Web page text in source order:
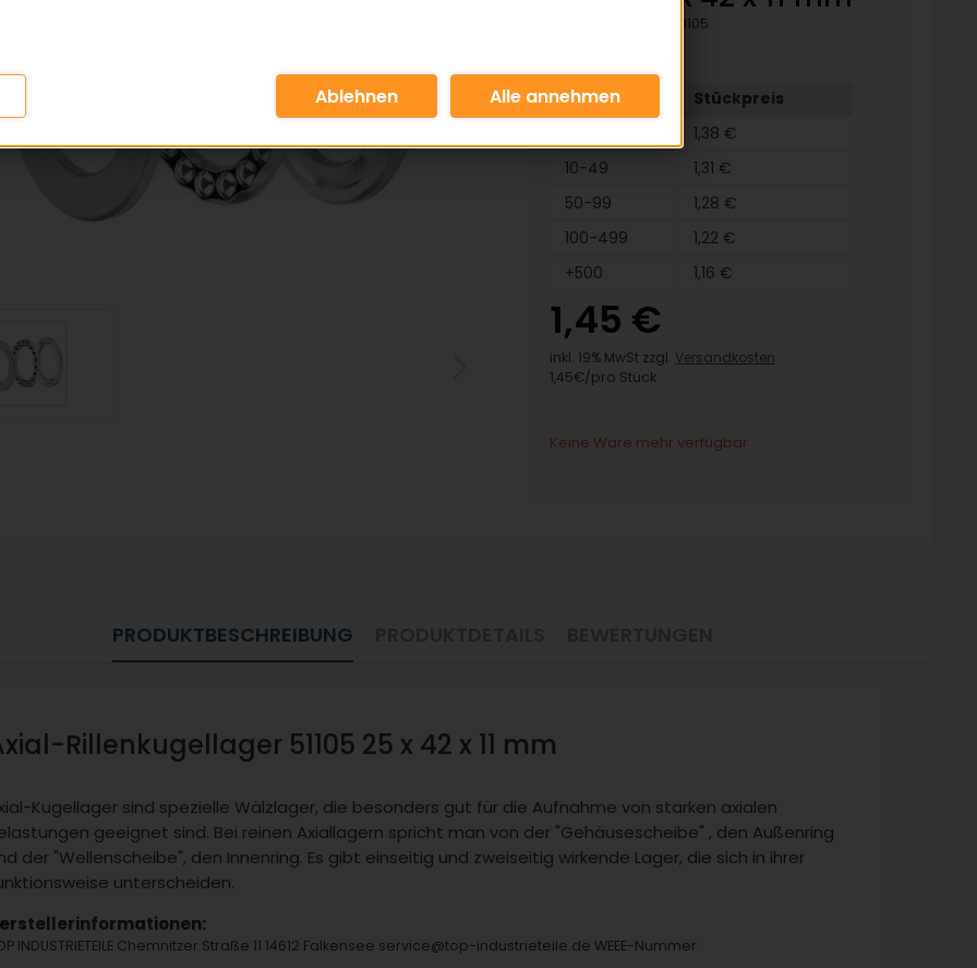
51105
Menge
Stückpreis
1,38 €
10-49
1,31 €
50-99
1,28 €
100-499
1,22 €
+500
1,16 €
1,45 €
inkl. 19% MwSt zzgl. Versandkosten
1,45€/pro Stück
Keine Ware mehr verfügbar
PRODUKTBESCHREIBUNG
Rillenkugellager 51105 25 x 42 x 11 mm
Kugellager sind spezielle Wälzlager, die besonders gut für die Aufnahme von starken axialen
geeignet sind. Bei reinen Axiallagern spricht man von der "Gehäusescheibe" , den Außenring
der "Wellenscheibe", den Innenring. Es gibt einseitig und zweiseitig wirkende Lager, die sich in ihrer
unterscheiden.
INDUSTRIETEILE Chemnitzer Straße 11 14612 Falkensee service@top-industrieteile.de WEEE-Nummer: